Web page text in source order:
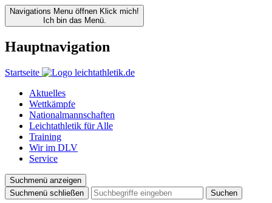
Navigations Menu öffnen Klick mich!
Ich bin das Menü.
Hauptnavigation
Startseite
Aktuelles
Wettkämpfe
Nationalmannschaften
Leichtathletik für Alle
Training
Wir im DLV
Service
Suchmenü anzeigen
Suchmenü schließen
Suchen